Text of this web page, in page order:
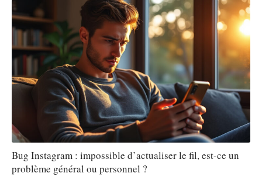
Bug Instagram : impossible d’actualiser le fil, est-ce un
problème général ou personnel ?